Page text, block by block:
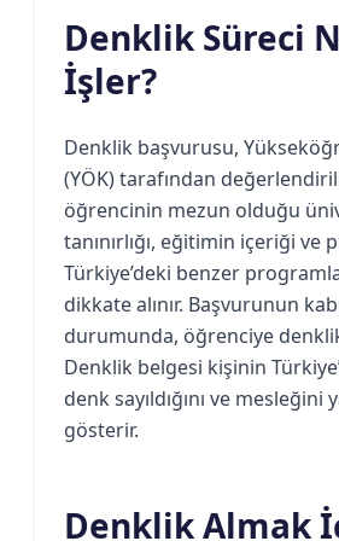
Denklik Süreci
İşler?
Denklik başvurusu,
(YÖK) tarafından
öğrencinin mezun olduğu
tanınırlığı, eğitimin içeriği ve
Türkiye’deki benzer
dikkate alınır. Başvurunun
durumunda, öğrenciye
Denklik belgesi kişinin
denk sayıldığını ve mesleğini
gösterir.
Denklik Almak